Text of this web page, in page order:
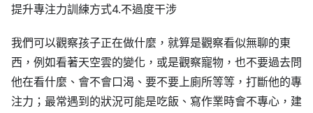
提升專注力訓練方式4.不過度干涉
我們可以觀察孩子正在做什麼，就算是觀察看似無聊的東
西，例如看著天空雲的變化，或是觀察寵物，也不要過去問
他在看什麼、會不會口渴、要不要上廁所等等，打斷他的專
注力；最常遇到的狀況可能是吃飯、寫作業時會不專心，建